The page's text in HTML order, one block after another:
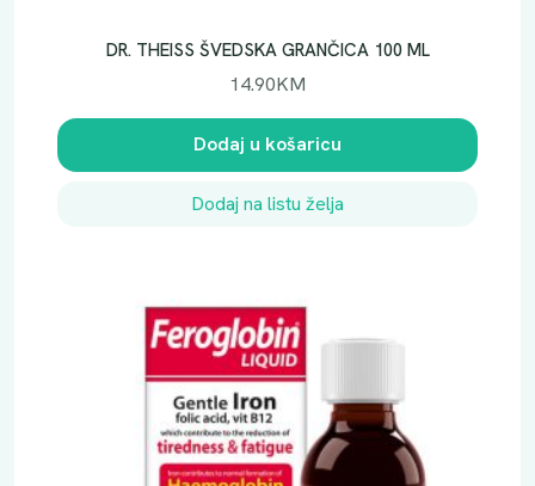
DR. THEISS ŠVEDSKA GRANČICA 100 ML
14.90KM
Dodaj u košaricu
Dodaj na listu želja